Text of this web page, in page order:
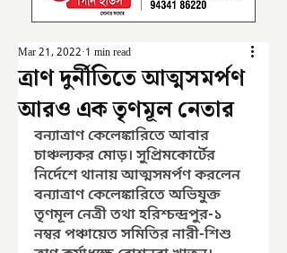
ত্রাণ দুর্নীতিতে আত্মসমর্পণ
আরও এক তৃণমূল নেতার
Mar 21, 2022 1 min read
বন্যাত্রাণ কেলেঙ্কারিতে আবার
চাঞ্চল্যকর মোড়। সুপ্রিমকোর্টের
নির্দেশে থানায় আত্মসমর্পণ করলেন
বন্যাত্রাণ কেলেঙ্কারিতে অভিযুক্ত
তৃণমূল নেত্রী তথা হরিশ্চন্দ্রপুর-১
নম্বর পঞ্চায়েত সমিতির নারী-শিশু